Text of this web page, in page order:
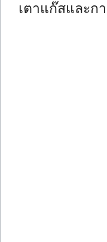
เตาแก๊สและก